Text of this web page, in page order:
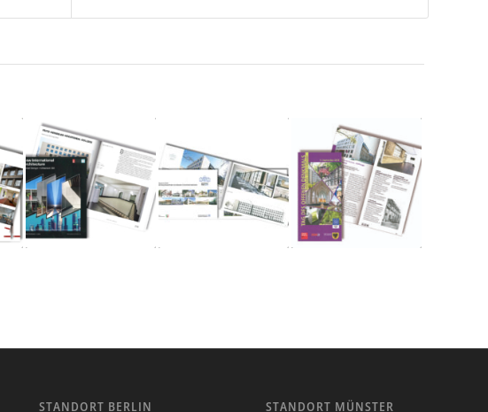
STANDORT BERLIN STANDORT MÜNSTER